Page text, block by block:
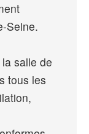
Seine.
salle de
tous les